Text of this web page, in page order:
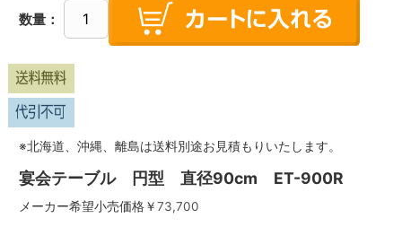
数量：
※北海道、沖縄、離島は送料別途お見積もりいたします。
宴会テーブル 円型 直径90cm ET-900R
メーカー希望小売価格￥73,700